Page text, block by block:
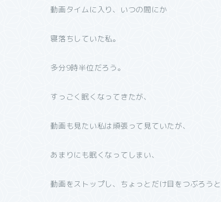
動画タイムに入り、いつの間にか
寝落ちしていた私。
多分9時半位だろう。
すっごく眠くなってきたが、
動画も見たい私は頑張って見ていたが、
あまりにも眠くなってしまい、
動画をストップし、ちょっとだけ目をつぶろうと